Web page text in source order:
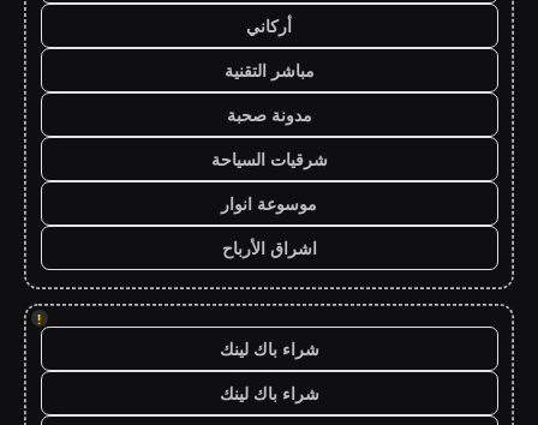
أركاني
مباشر التقنية
مدونة صحبة
شرقيات السياحة
موسوعة انوار
اشراق الأرباح
!
شراء باك لينك
شراء باك لينك